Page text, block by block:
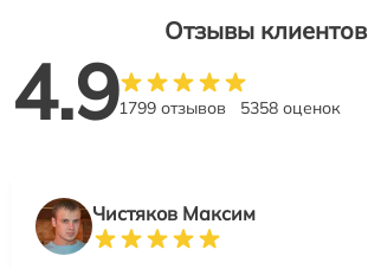
Отзывы клиентов
4.91799 отзывов 5358 оценок
Чистяков Максим